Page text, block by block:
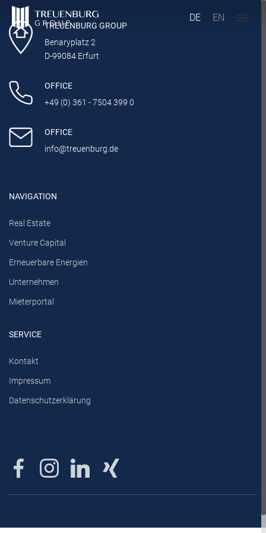
DE EN
TREUENBURG GROUP
Benaryplatz 2
D-99084 Erfurt
OFFICE
+49 (0) 361 - 7504 399 0
OFFICE
info@treuenburg.de
NAVIGATION
Real Estate
Venture Capital
Erneuerbare Energien
Unternehmen
Mieterportal
SERVICE
Kontakt
Impressum
Datenschutzerklärung